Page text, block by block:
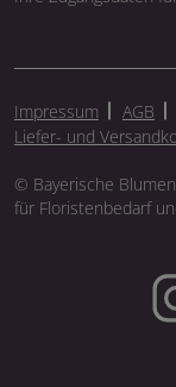
Impressum AGB
Liefer- und
© Bayerische
für Floristenbedarf